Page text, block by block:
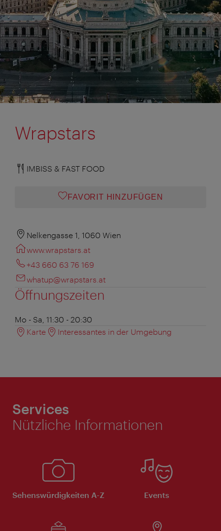
Wrapstars
IMBISS & FAST FOOD
FAVORIT HINZUFÜGEN
Nelkengasse 1, 1060 Wien
www.wrapstars.at
+43 660 63 76 169
whatup@wrapstars.at
Öffnungszeiten
Mo - Sa, 11:30 - 20:30
Karte
Interessantes in der Umgebung
Services
Nützliche Informationen
Sehenswürdigkeiten A-Z Events